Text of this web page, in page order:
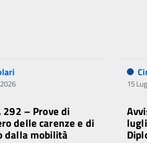
292 – Prove di
delle carenze e di
dalla mobilità
15